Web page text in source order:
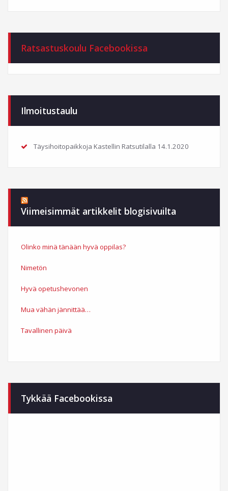
Ratsastuskoulu Facebookissa
Ilmoitustaulu
Täysihoitopaikkoja Kastellin Ratsutilalla 14.1.2020
Viimeisimmät artikkelit blogisivuilta
Olinko minä tänään hyvä oppilas?
Nimetön
Hyvä opetushevonen
Mua vähän jännittää…
Tavallinen päivä
Tykkää Facebookissa